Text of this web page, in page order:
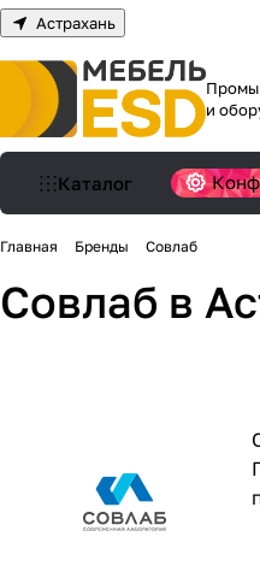
Астрахань
и
Каталог
Главная Бренды Совлаб
Совлаб в